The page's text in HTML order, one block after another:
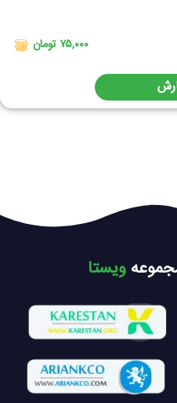
۷۵,۰۰۰ تومان
ویستا